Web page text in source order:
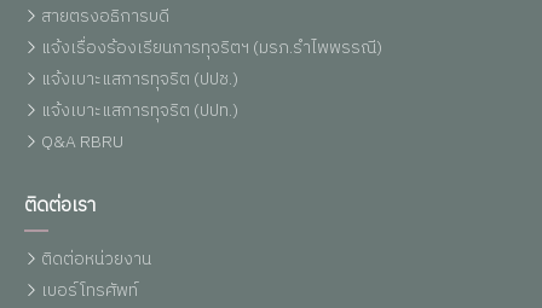
สายตรงอธิการบดี
แจ้งเรื่องร้องเรียนการทุจริตฯ (มรภ.รำไพพรรณี)
แจ้งเบาะแสการทุจริต (ปปช.)
แจ้งเบาะแสการทุจริต (ปปท.)
Q&A RBRU
ติดต่อเรา
ติดต่อหน่วยงาน
เบอร์โทรศัพท์